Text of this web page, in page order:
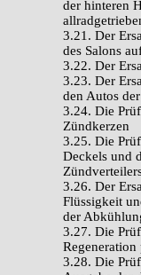
der hinteren
3.21. Der
des Salons
3.22. Der
3.23. Der
den Autos
3.24. Die
Zündkerzen
3.25. Die
Deckels und
3.26. Der
Flüssigkeit
der
3.27. Die
Regeneration
3.28. Die